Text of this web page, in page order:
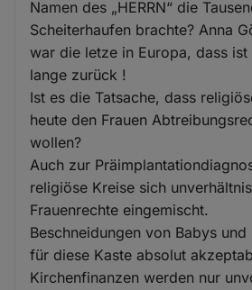
Namen des „HERRN“ die
Scheiterhaufen brachte? Anna
war die letze in Europa, dass
lange zurück !
Ist es die Tatsache, dass
heute den Frauen
wollen?
Auch zur
religiöse Kreise sich
Frauenrechte eingemischt.
Beschneidungen von Babys
für diese Kaste absolut
Kirchenfinanzen werden nur